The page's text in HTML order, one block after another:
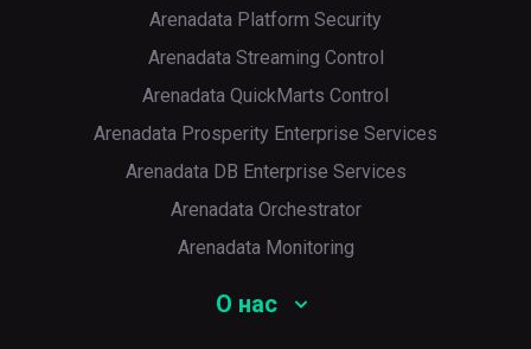
Arenadata Platform Security
Arenadata Streaming Control
Arenadata QuickMarts Control
Arenadata Prosperity Enterprise Services
Arenadata DB Enterprise Services
Arenadata Orchestrator
Arenadata Monitoring
О нас